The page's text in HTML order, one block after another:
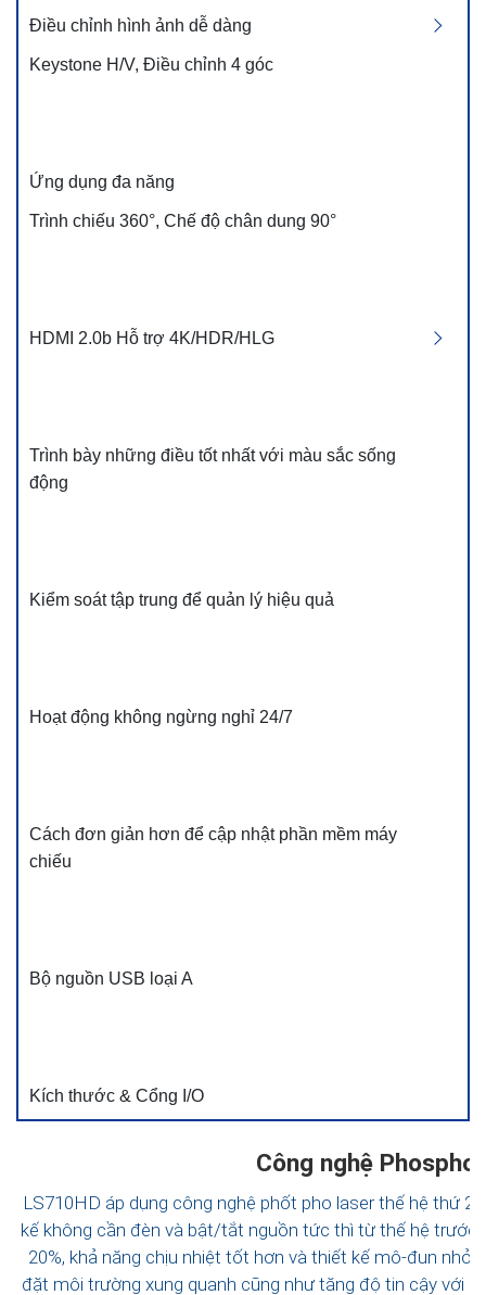
Điều chỉnh hình ảnh dễ dàng
Keystone H/V, Điều chỉnh 4 góc
Ứng dụng đa năng
Trình chiếu 360°, Chế độ chân dung 90°
HDMI 2.0b Hỗ trợ 4K/HDR/HLG
Trình bày những điều tốt nhất với màu sắc sống
động
Kiểm soát tập trung để quản lý hiệu quả
Hoạt động không ngừng nghỉ 24/7
Cách đơn giản hơn để cập nhật phần mềm máy
chiếu
Bộ nguồn USB loại A
Kích thước & Cổng I/O
Công nghệ
LS710HD áp dụng công nghệ phốt pho laser thế hệ thứ
kế không cần đèn và bật/tắt nguồn tức thì từ thế hệ
20%, khả năng chịu nhiệt tốt hơn và thiết kế mô-đun nhỏ
đặt môi trường xung quanh cũng như tăng độ tin cậy với